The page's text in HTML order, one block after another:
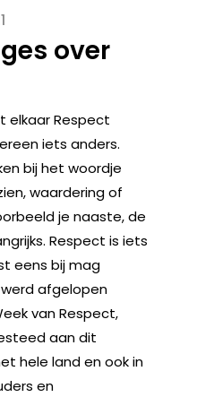
over
elkaar Respect
iets anders.
bij het woordje
waardering of
je naaste, de
Respect is iets
eens bij mag
afgelopen
van Respect,
aan dit
hele land en ook in
en